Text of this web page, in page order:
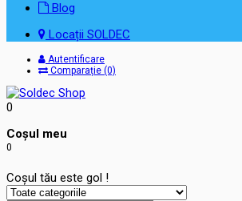
Blog
Locații SOLDEC
Autentificare
Comparație (0)
0
Coşul meu
0
Coșul tău este gol !